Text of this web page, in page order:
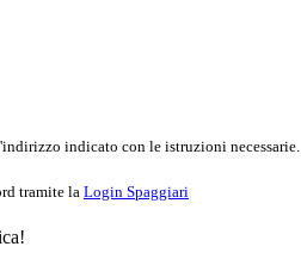
indicato con le istruzioni necessarie.
tramite la Login Spaggiari